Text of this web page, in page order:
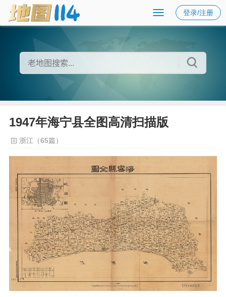
登录/注册
1947年海宁县全图高清扫描版
浙江（65篇）